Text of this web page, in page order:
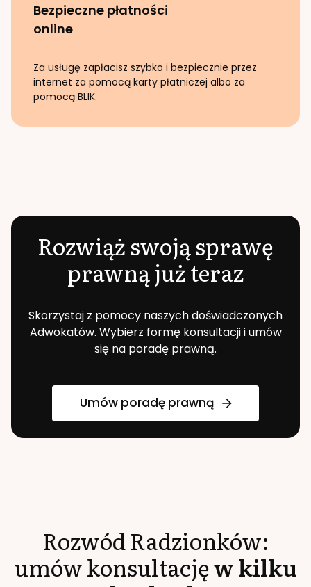
Bezpieczne płatności
online
Za usługę zapłacisz szybko i bezpiecznie przez
internet za pomocą karty płatniczej albo za
pomocą BLIK.
Rozwiąż swoją sprawę
prawną już teraz
Skorzystaj z pomocy naszych doświadczonych
Adwokatów. Wybierz formę konsultacji i umów
się na poradę prawną.
Umów poradę prawną
RozwódRadzionków:
umów konsultacjęw kilku